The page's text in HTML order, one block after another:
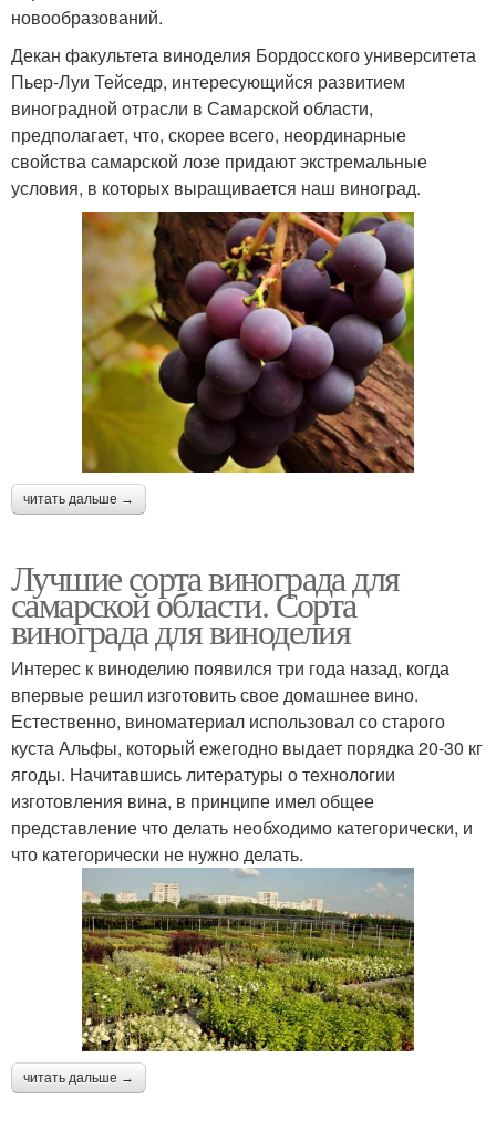
новообразований.
Декан факультета виноделия Бордосского университета
Пьер-Луи Тейседр, интересующийся развитием
виноградной отрасли в Самарской области,
предполагает, что, скорее всего, неординарные
свойства самарской лозе придают экстремальные
условия, в которых выращивается наш виноград.
читать дальше →
Лучшие сорта винограда для
самарской области. Сорта
винограда для виноделия
Интерес к виноделию появился три года назад, когда
впервые решил изготовить свое домашнее вино.
Естественно, виноматериал использовал со старого
куста Альфы, который ежегодно выдает порядка 20-30 кг
ягоды. Начитавшись литературы о технологии
изготовления вина, в принципе имел общее
представление что делать необходимо категорически, и
что категорически не нужно делать.
читать дальше →